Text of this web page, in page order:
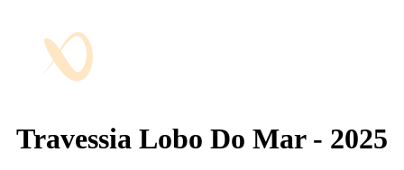
Travessia Lobo Do Mar - 2025